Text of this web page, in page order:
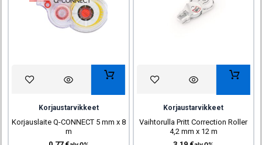
Korjaustarvikkeet
Korjauslaite Q-CONNECT 5 mm x 8
m
Korjaustarvikkeet
Vaihtorulla Pritt Correction Roller
4,2 mm x 12 m